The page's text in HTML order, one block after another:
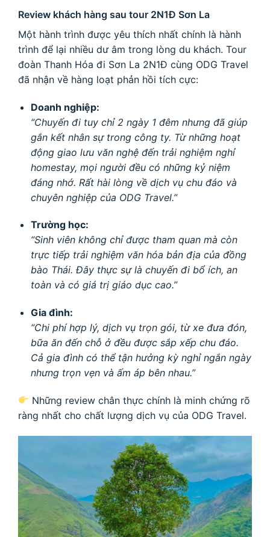
Review khách hàng sau tour 2N1Đ Sơn La
Một hành trình được yêu thích nhất chính là hành
trình để lại nhiều dư âm trong lòng du khách. Tour
đoàn Thanh Hóa đi Sơn La 2N1Đ cùng ODG Travel
đã nhận về hàng loạt phản hồi tích cực:
Doanh nghiệp:
“Chuyến đi tuy chỉ 2 ngày 1 đêm nhưng đã giúp
gắn kết nhân sự trong công ty. Từ những hoạt
động giao lưu văn nghệ đến trải nghiệm nghỉ
homestay, mọi người đều có những kỷ niệm
đáng nhớ. Rất hài lòng về dịch vụ chu đáo và
chuyên nghiệp của ODG Travel.”
Trường học:
“Sinh viên không chỉ được tham quan mà còn
trực tiếp trải nghiệm văn hóa bản địa của đồng
bào Thái. Đây thực sự là chuyến đi bổ ích, an
toàn và có giá trị giáo dục cao.”
Gia đình:
“Chi phí hợp lý, dịch vụ trọn gói, từ xe đưa đón,
bữa ăn đến chỗ ở đều được sắp xếp chu đáo.
Cả gia đình có thể tận hưởng kỳ nghỉ ngắn ngày
nhưng trọn vẹn và ấm áp bên nhau.”
Những review chân thực chính là minh chứng rõ
ràng nhất cho chất lượng dịch vụ của ODG Travel.